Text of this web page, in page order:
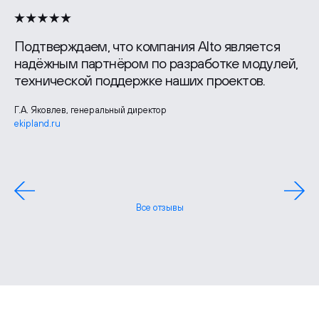
Подтверждаем, что компания Alto является
надёжным партнёром по разработке модулей,
технической поддержке наших проектов.
Г.А. Яковлев, генеральный директор
ekipland.ru
Лидия Шудрико, руководитель отдела маркетинга
Все отзывы